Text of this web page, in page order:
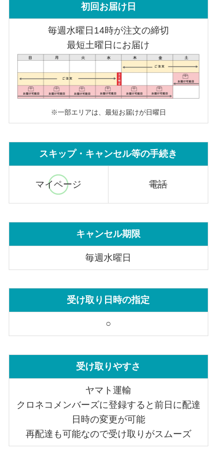
初回お届け日
毎週水曜日14時が注文の締切
最短土曜日にお届け
※一部エリアは、最短お届けが日曜日
スキップ・キャンセル等の手続き
マイページ 電話
キャンセル期限
毎週水曜日
受け取り日時の指定
○
受け取りやすさ
ヤマト運輸
クロネコメンバーズに登録すると前日に配達
日時の変更が可能
再配達も可能なので受け取りがスムーズ